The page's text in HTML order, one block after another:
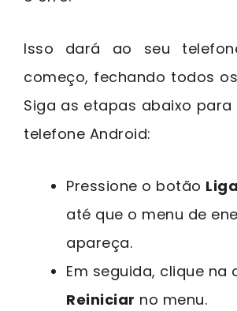
Isso dará ao seu
começo, fechando todos
Siga as etapas abaixo para
telefone Android:
Pressione o botão
até que o menu de
apareça.
Em seguida, clique na
Reiniciar no menu.